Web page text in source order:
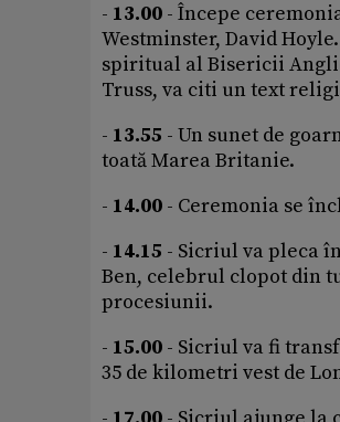
- 13.00 - Începe
Westminster, David
spiritual al Bisericii
Truss, va citi un text
- 13.55 - Un sunet de
toată Marea Britanie.
- 14.00 - Ceremonia se
- 14.15 - Sicriul va pleca
Ben, celebrul clopot din
procesiunii.
- 15.00 - Sicriul va fi
35 de kilometri vest de